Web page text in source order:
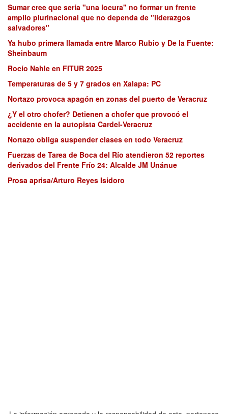
Sumar cree que sería "una locura" no formar un frente
amplio plurinacional que no dependa de "liderazgos
salvadores"
Ya hubo primera llamada entre Marco Rubio y De la Fuente:
Sheinbaum
Rocío Nahle en FITUR 2025
Temperaturas de 5 y 7 grados en Xalapa: PC
Nortazo provoca apagón en zonas del puerto de Veracruz
¿Y el otro chofer? Detienen a chofer que provocó el
accidente en la autopista Cardel-Veracruz
Nortazo obliga suspender clases en todo Veracruz
Fuerzas de Tarea de Boca del Río atendieron 52 reportes
derivados del Frente Frío 24: Alcalde JM Unánue
Prosa aprisa/Arturo Reyes Isidoro